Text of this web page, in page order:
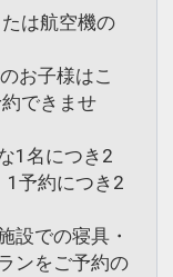
は航空機の
お子様はこ
できませ
1名につき2
1予約につき2
設での寝具・
ンをご予約の